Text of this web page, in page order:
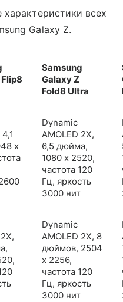
всех
Galaxy Z.
Samsung
Galaxy Z
Fold8 Ultra
x
Dynamic
AMOLED 2X,
6,5 дюйма,
1080 x 2520,
частота 120
Гц, яркость
3000 нит
Dynamic
AMOLED 2X, 8
дюймов, 2504
x 2256,
частота 120
Гц, яркость
3000 нит